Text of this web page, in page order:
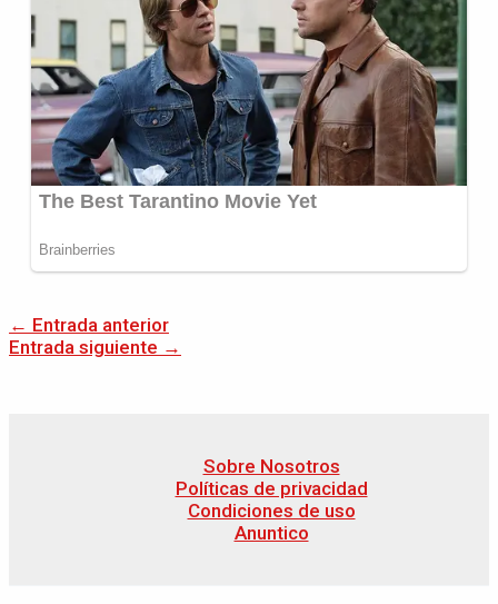
← Entrada anterior
Entrada siguiente →
Sobre Nosotros
Políticas de privacidad
Condiciones de uso
Anuntico